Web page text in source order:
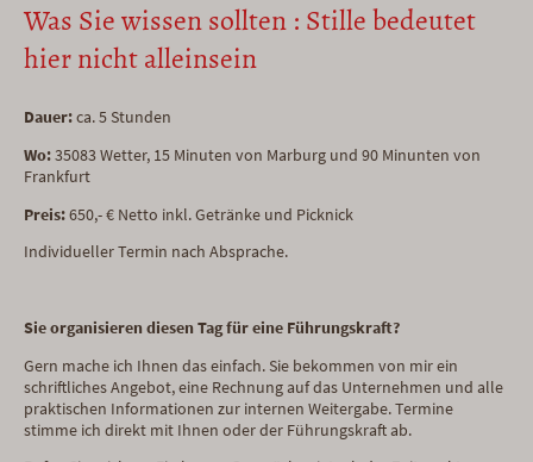
Was Sie wissen sollten : Stille bedeutet
hier nicht alleinsein
Dauer:ca. 5 Stunden
Wo:35083 Wetter, 15 Minuten von Marburg und 90 Minunten von
Frankfurt
Preis:650,- € Netto inkl. Getränke und Picknick
Individueller Termin nach Absprache.
Sie organisieren diesen Tag für eine Führungskraft?
Gern mache ich Ihnen das einfach. Sie bekommen von mir ein
schriftliches Angebot, eine Rechnung auf das Unternehmen und alle
praktischen Informationen zur internen Weitergabe. Termine
stimme ich direkt mit Ihnen oder der Führungskraft ab.